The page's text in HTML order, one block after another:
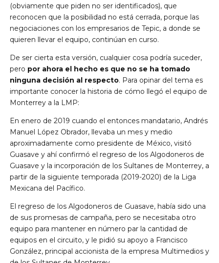
(obviamente que piden no ser identificados), que
reconocen que la posibilidad no está cerrada, porque las
negociaciones con los empresarios de Tepic, a donde se
quieren llevar el equipo, continúan en curso.
De ser cierta esta versión, cualquier cosa podría suceder,
pero por ahora el hecho es que no se ha tomado
ninguna decisión al respecto. Para opinar del tema es
importante conocer la historia de cómo llegó el equipo de
Monterrey a la LMP:
En enero de 2019 cuando el entonces mandatario, Andrés
Manuel López Obrador, llevaba un mes y medio
aproximadamente como presidente de México, visitó
Guasave y ahí confirmó el regreso de los Algodoneros de
Guasave y la incorporación de los Sultanes de Monterrey, a
partir de la siguiente temporada (2019-2020) de la Liga
Mexicana del Pacífico.
El regreso de los Algodoneros de Guasave, había sido una
de sus promesas de campaña, pero se necesitaba otro
equipo para mantener en número par la cantidad de
equipos en el circuito, y le pidió su apoyo a Francisco
González, principal accionista de la empresa Multimedios y